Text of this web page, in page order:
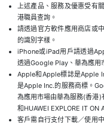
上述產品、服務及優惠受有
港職員查詢。
請透過官方軟件應用商店或
的識別字樣。
iPhone或iPad用戶請透過
透過Google Play、華為應用
Apple和Apple標誌是Apple
是Apple Inc.的服務商標。
為應用市場由華為服務(香港)
和HUAWEI EXPLORE IT
客戶需自行支付下載／使用